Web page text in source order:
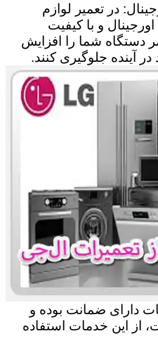
در تعمیر لوازم
و با کیفیت
دستگاه شما را افزایش
آینده جلوگیری کنند.
دارای ضمانت بوده و
از این خدمات استفاده